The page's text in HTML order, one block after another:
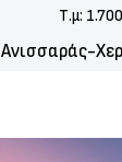
Τ.μ: 1.700
Ανισσαράς-